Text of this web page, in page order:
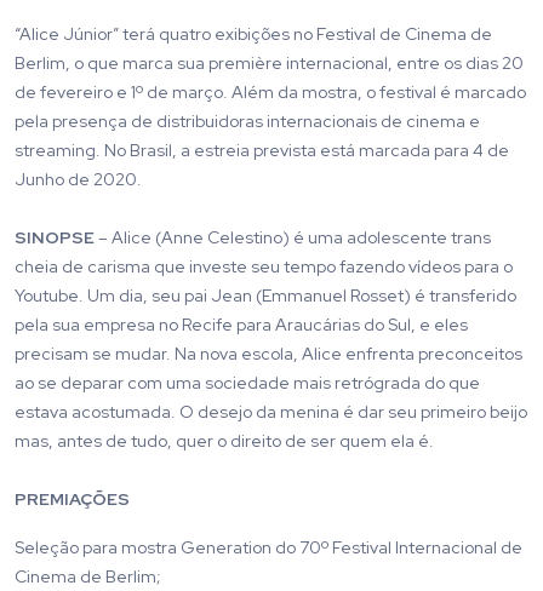
“Alice Júnior” terá quatro exibições no Festival de Cinema de
Berlim, o que marca sua première internacional, entre os dias 20
de fevereiro e 1º de março. Além da mostra, o festival é marcado
pela presença de distribuidoras internacionais de cinema e
streaming. No Brasil, a estreia prevista está marcada para 4 de
Junho de 2020.
SINOPSE– Alice (Anne Celestino) é uma adolescente trans
cheia de carisma que investe seu tempo fazendo vídeos para o
Youtube. Um dia, seu pai Jean (Emmanuel Rosset) é transferido
pela sua empresa no Recife para Araucárias do Sul, e eles
precisam se mudar. Na nova escola, Alice enfrenta preconceitos
ao se deparar com uma sociedade mais retrógrada do que
estava acostumada. O desejo da menina é dar seu primeiro beijo
mas, antes de tudo, quer o direito de ser quem ela é.
PREMIAÇÕES
Seleção para mostra Generation do 70º Festival Internacional de
Cinema de Berlim;